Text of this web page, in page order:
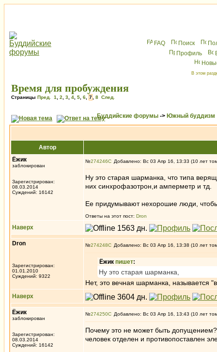
FAQ Поиск
Профиль
В этом
Время для пробуждения
Страницы Пред. 1 2 3 4 5 6 7 8 След.
Буддийские форумы -> Южный буддизм
Автор
Ёжик
заблокирован
Зарегистрирован:
08.03.2014
Суждений: 16142
№274246 Добавлено: Вс 03 Апр 16, 13:33 (10 лет
Ну это старая шарманка, что типа
них синхрофазотрон,и амперметр и тд.
Ее придумывают нехорошие люди,
Ответы на этот пост: Dron
Наверх
Dron
Зарегистрирован:
01.01.2010
Суждений: 9322
№274248 Добавлено: Вс 03 Апр 16, 13:38 (10 лет
Ёжик пишет:
Ну это старая шарманка,
Нет, это вечная шарманка, называется
Наверх
Ёжик
заблокирован
Зарегистрирован:
08.03.2014
Суждений: 16142
№274250 Добавлено: Вс 03 Апр 16, 13:43 (10 лет
Почему это не может быть
человек отделен и противопоставлен